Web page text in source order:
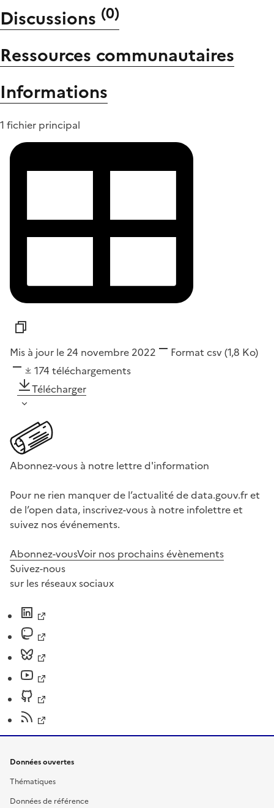
Discussions (0)
Ressources communautaires
Informations
1 fichier principal
Mis à jour le 24 novembre 2022 Format csv(1,8 Ko)
174 téléchargements
Télécharger
Abonnez-vous à notre lettre d'information
Pour ne rien manquer de l’actualité de data.gouv.fr et
de l’open data, inscrivez-vous à notre infolettre et
suivez nos événements.
Abonnez-vousVoir nos prochains évènements
Suivez-nous
sur les réseaux sociaux
Données ouvertes
Thématiques
Données de référence